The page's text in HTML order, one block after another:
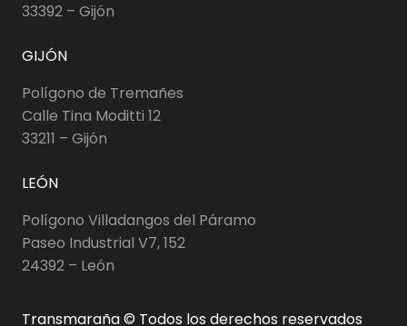
33392 – Gijón
GIJÓN
Polígono de Tremañes
Calle Tina Moditti 12
33211 – Gijón
LEÓN
Polígono Villadangos del Páramo
Paseo Industrial V7, 152
24392 – León
Transmaraña © Todos los derechos reservados